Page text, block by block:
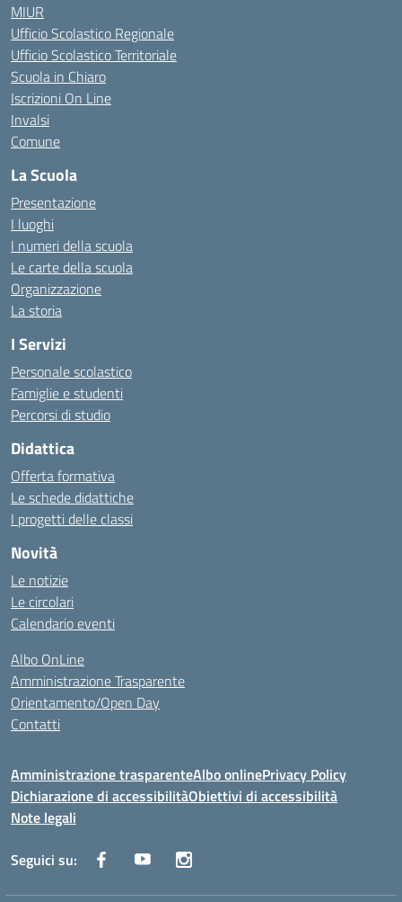
MIUR
Ufficio Scolastico Regionale
Ufficio Scolastico Territoriale
Scuola in Chiaro
Iscrizioni On Line
Invalsi
Comune
La Scuola
Presentazione
I luoghi
I numeri della scuola
Le carte della scuola
Organizzazione
La storia
I Servizi
Personale scolastico
Famiglie e studenti
Percorsi di studio
Didattica
Offerta formativa
Le schede didattiche
I progetti delle classi
Novità
Le notizie
Le circolari
Calendario eventi
Albo OnLine
Amministrazione Trasparente
Orientamento/Open Day
Contatti
Amministrazione trasparenteAlbo onlinePrivacy Policy
Dichiarazione di accessibilitàObiettivi di accessibilità
Note legali
Seguici su: